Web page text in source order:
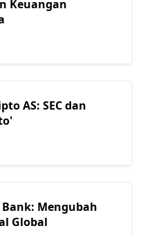
Keuangan
AS: SEC dan
Mengubah
Global